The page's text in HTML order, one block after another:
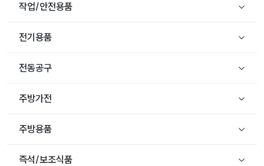
작업/안전용품
전기용품
전동공구
주방가전
주방용품
즉석/보조식품